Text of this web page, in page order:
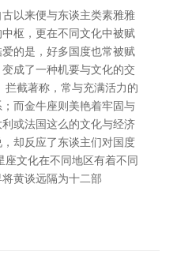
以来便与东谈主类素雅雅
枢，更在不同文化中被赋
的是，好多国度也常被赋
成了一种机要与文化的交
拦截著称，常与充满活力的
而金牛座则美艳着牢固与
或法国这么的文化与经济
却反应了东谈主们对国度
文化在不同地区有着不同
黄谈远隔为十二部